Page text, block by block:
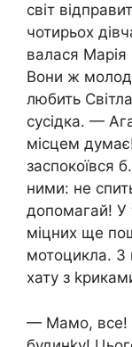
світ
чотирьох
валася Марія
Вони ж
любить
сусідка. —
місцем
заспокоївся
ними: не
допомагай! У
міцних ще
мотоцикла. З
хату з
— Мамо, все!